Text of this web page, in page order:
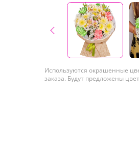
Используются окрашенные
заказа. Будут предложены